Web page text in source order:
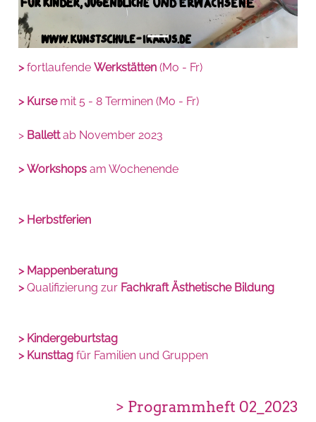
>fortlaufendeWerkstätten (Mo - Fr)
> Kursemit 5 - 8 Terminen (Mo - Fr)
> Ballettab November 2023
> Workshops am Wochenende
> Herbstferien
> Mappenberatung
>Qualifizierung zur Fachkraft Ästhetische Bildung
> Kindergeburtstag
> Kunsttag für Familien und Gruppen
> Programmheft 02_2023